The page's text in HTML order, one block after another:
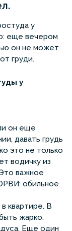
у
еще вечером
он не может
груди.
у
он еще
давать грудь
это не только
водичку из
важное
обильное
квартире. В
жарко.
Еще один